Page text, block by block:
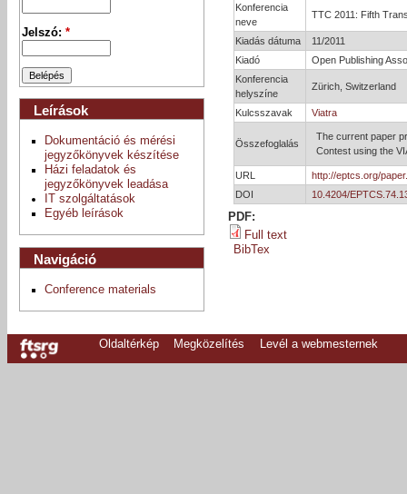
Konferencia
neve
TTC 2011: Fifth
Kiadás dátuma
11/2011
Kiadó
Open Publishing
Konferencia
helyszíne
Zürich, Switzerland
Kulcsszavak Viatra
Összefoglalás
The current paper
Contest using the
URL
http://eptcs.org/
DOI
10.4204/
PDF:
Full text
BibTex
Jelszó:*
Leírások
Dokumentáció és mérési
jegyzőkönyvek készítése
Házi feladatok és
jegyzőkönyvek leadása
IT szolgáltatások
Egyéb leírások
Navigáció
Conference materials
Oldaltérkép Megközelítés Levél a webmesternek